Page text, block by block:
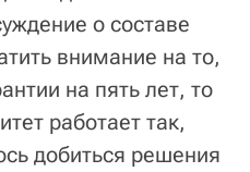
о составе
внимание на то,
на пять лет, то
работает так,
добиться решения